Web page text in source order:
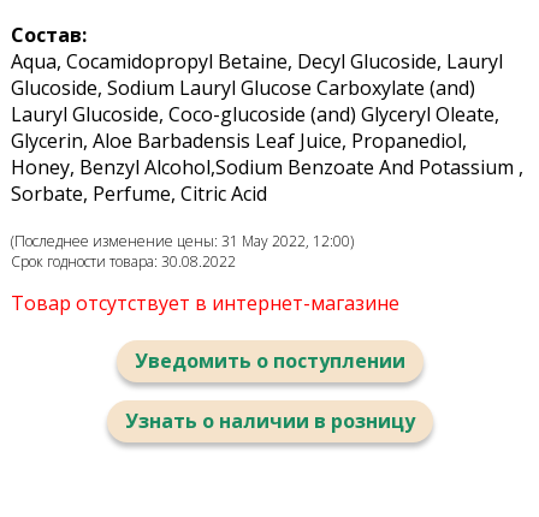
Состав:
Aqua, Cocamidopropyl Betaine, Decyl Glucoside, Lauryl
Glucoside, Sodium Lauryl Glucose Carboxylate (and)
Lauryl Glucoside, Coco-glucoside (and) Glyceryl Oleate,
Glycerin, Aloe Barbadensis Leaf Juice, Propanediol,
Honey, Benzyl Alcohol,Sodium Benzoate And Potassium ,
Sorbate, Perfume, Citric Acid
(Последнее изменение цены: 31 May 2022, 12:00)
Срок годности товара: 30.08.2022
Товар отсутствует в интернет-магазине
Уведомить о поступлении
Узнать о наличии в розницу